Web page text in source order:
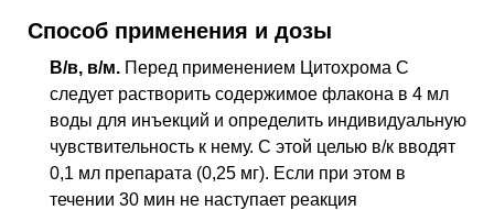
Способ применения и дозы
В/в, в/м. Перед применением Цитохрома С
следует растворить содержимое флакона в 4 мл
воды для инъекций и определить индивидуальную
чувствительность к нему. С этой целью в/к вводят
0,1 мл препарата (0,25 мг). Если при этом в
течении 30 мин не наступает реакция